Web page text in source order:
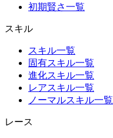
初期賢さ一覧
スキル
スキル一覧
固有スキル一覧
進化スキル一覧
レアスキル一覧
ノーマルスキル一覧
レース